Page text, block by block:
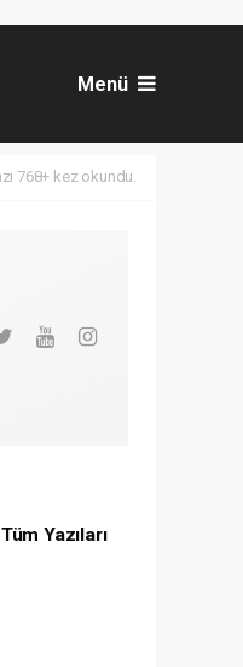
Menü
768+ kez okundu.
Tüm Yazıları